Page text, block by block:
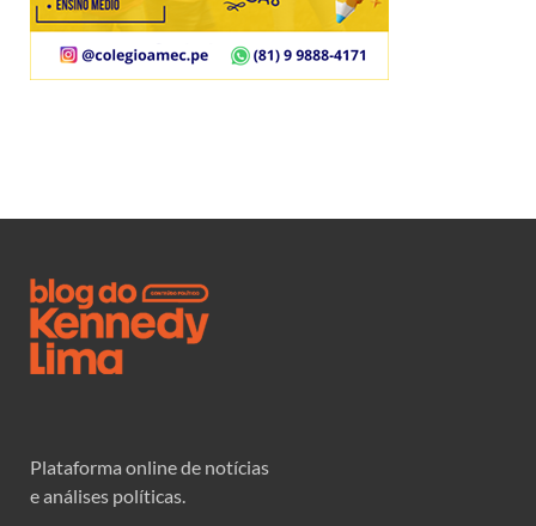
Plataforma online de notícias
e análises políticas.